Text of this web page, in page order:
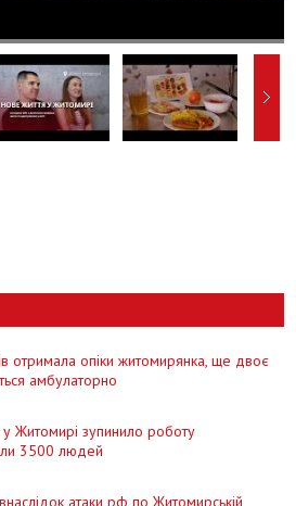
отримала опіки житомирянка, ще двоє
амбулаторно
у Житомирі зупинило роботу
3500 людей
атаки рф по Житомирській